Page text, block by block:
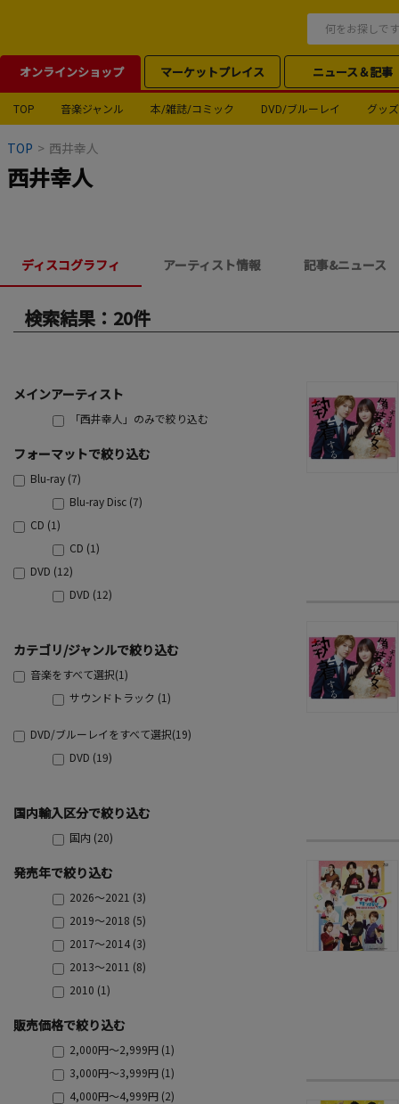
オンラインショップ マーケットプレイス ニュース＆記事
TOP 音楽ジャンル 本/雑誌/コミック DVD/ブルーレイ グッズ
TOP > 西井幸人
西井幸人
ディスコグラフィ アーティスト情報 記事&ニュース
検索結果：20件
メインアーティスト
「西井幸人」のみで絞り込む
フォーマットで絞り込む
Blu-ray (7)
Blu-ray Disc (7)
CD (1)
CD (1)
DVD (12)
DVD (12)
カテゴリ/ジャンルで絞り込む
音楽をすべて選択(1)
サウンドトラック (1)
DVD/ブルーレイをすべて選択(19)
DVD (19)
国内輸入区分で絞り込む
国内 (20)
発売年で絞り込む
2026～2021 (3)
2019～2018 (5)
2017～2014 (3)
2013～2011 (8)
2010 (1)
販売価格で絞り込む
2,000円～2,999円 (1)
3,000円～3,999円 (1)
4,000円～4,999円 (2)